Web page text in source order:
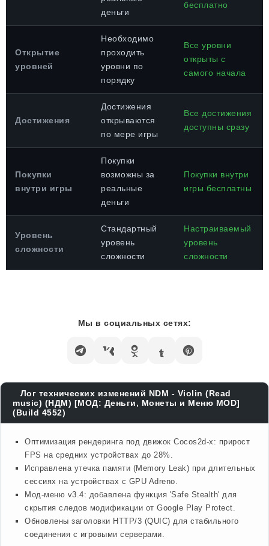
деньги
бесплатно
Открытие
уровней
Необходимо
проходить
уровни по
порядку
Все уровни
открыты с
самого начала
Достижения
Достижения
открываются
по мере игры
Все достижения
доступны сразу
Покупки
внутри игры
Покупки
возможны за
реальные
деньги
Покупки внутри
игры бесплатны
Уровень
сложности
Стандартный
уровень
сложности
Настраиваемый
уровень
сложности
Мы в социальных сетях:
Лог технических изменений NDM - Violin (Read
music) (НДМ) [МОД: Деньги, Монеты и Меню MOD]
(Build 4552)
Оптимизация рендеринга под движок Cocos2d-x: прирост
FPS на средних устройствах до 28%.
Исправлена утечка памяти (Memory Leak) при длительных
сессиях на устройствах с GPU Adreno.
Мод-меню v3.4: добавлена функция 'Safe Stealth' для
скрытия следов модификации от Google Play Protect.
Обновлены заголовки HTTP/3 (QUIC) для стабильного
соединения с игровыми серверами.